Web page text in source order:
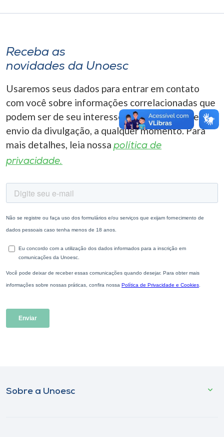
A+
Receba as
novidades da Unoesc
Usaremos seus dados para entrar em contato
com você sobre informações correlacionadas que
podem ser de seu interesse. Você pode cancelar o
envio da divulgação, a qualquer momento. Para
mais detalhes, leia nossa política de
privacidade.
Sobre a Unoesc